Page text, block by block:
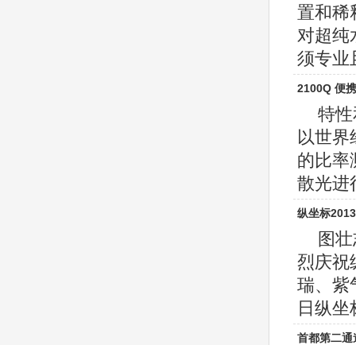
置和稀
对超纯
须专业
2100Q 便
特
以世界
的比率
散光进
纵坐标
图
烈庆祝
瑞、紫
日纵坐
首都第二通